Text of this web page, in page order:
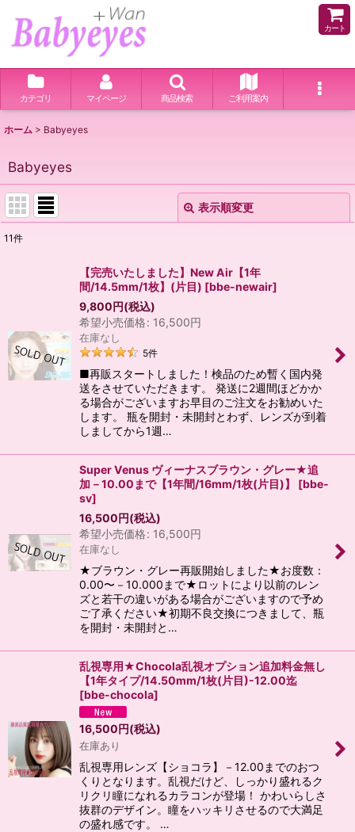
カート
カテゴリ マイページ 商品検索 ご利用案内
ホーム > Babyeyes
Babyeyes
表示順変更
並び順:
絞り込む
11件
【完売いたしました】New Air【1年
間/14.5mm/1枚】(片目) [bbe-newair]
9,800円(税込)
希望小売価格: 16,500円
在庫なし
5件
■再販スタートしました！検品のため暫く国内発
送をさせていただきます。 発送に2週間ほどかか
る場合がございますお早目のご注文をお勧めいた
します。 瓶を開封・未開封とわず、レンズが到着
しましてから1週…
Super Venus ヴィーナスブラウン・グレー★追
加－10.00まで【1年間/16mm/1枚(片目)】
[bbe-
sv]
16,500円(税込)
希望小売価格: 16,500円
在庫なし
★ブラウン・グレー再販開始しました★お度数：
0.00〜－10.000まで★ロットにより以前のレン
ズと若干の違いがある場合がございますので予め
ご了承ください★初期不良交換につきまして、瓶
を開封・未開封と…
乱視専用★Chocola乱視オプション追加料金無し
【1年タイプ/14.50mm/1枚(片目)-12.00迄
[bbe-chocola]
16,500 円(税込)
在庫あり
乱視専用レンズ【ショコラ】－12.00までのおつ
くりとなります。乱視だけど、しっかり盛れるク
リクリ瞳になれるカラコンが登場！ かわいらしさ
抜群のデザイン。瞳をハッキリさせるので大満足
の盛れ感です。 …